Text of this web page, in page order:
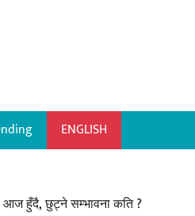
ENGLISH
आज हुँदै, छुट्ने सम्भावना कति ?